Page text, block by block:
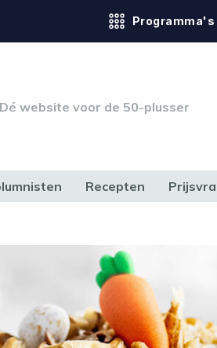
Programma's
Dé website voor de 50-plusser
Recepten